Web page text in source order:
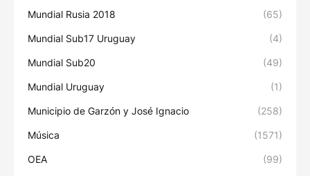
Mundial Rusia 2018 (65)
Mundial Sub17 Uruguay (4)
Mundial Sub20 (49)
Mundial Uruguay (1)
Municipio de Garzón y José Ignacio (258)
Música (1571)
OEA (99)